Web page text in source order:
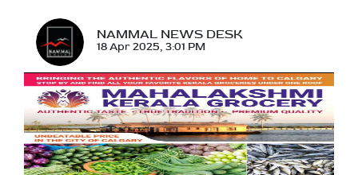
NAMMAL NEWS DESK
18 Apr 2025, 3:01 PM